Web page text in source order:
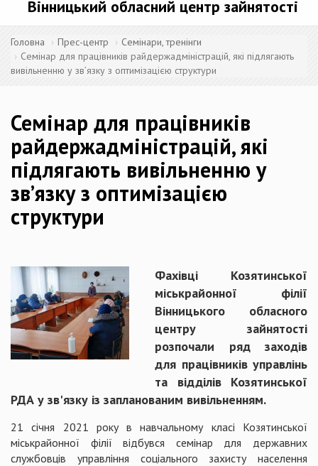
Вінницький обласний центр зайнятості
Головна Прес-центр
Семінари, тренінги
Семінар для працівників райдержадміністрацій, які підлягають
вивільненню у зв’язку з оптимізацією структури
Семінар для працівників
райдержадміністрацій, які
підлягають вивільненню у
зв’язку з оптимізацією
структури
Фахівці Козятинської
міськрайонної філії
Вінницького обласного
центру зайнятості
розпочали ряд заходів
для працівників управлінь
та відділів Козятинської
РДА у зв'язку із запланованим вивільненням.
21 січня 2021 року в навчальному класі Козятинської
міськрайонної філії відбувся семінар для державних
службовців управління соціального захисту населення